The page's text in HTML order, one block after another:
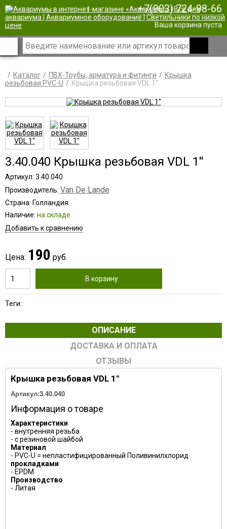
| +7(903) 724-98-66
Ваша корзина пуста
Каталог ПВХ-Трубы, арматура и фитинги
Крышка
резьбовая PVC-U
Крышка резьбовая VDL 1''
3.40.040 Крышка резьбовая VDL 1''
Артикул: 3.40.040
Производитель: Van De Lande
Страна: Голландия
Наличие: на складе
Добавить к сравнению
Цена: 190 руб.
В корзину
Теги:
ОПИСАНИЕ
ДОСТАВКА И ОПЛАТА
ОТЗЫВЫ
Крышка резьбовая VDL 1''
Артикул:3.40.040
Информация о товаре
Характеристики
- внутренняя резьба
- с резиновой шайбой
Материал
- PVC-U = непластифицированный Поливинилхлорид
прокладками
- EPDM
Производство
- Литая